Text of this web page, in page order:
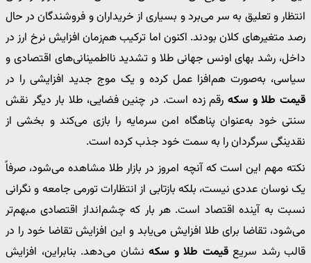
انتظار و تعلیق به سر می‌برد و بسیاری از خریداران و فروشندگان در حال
رصد متغیرهای کلان بودند. اکنون اما ترکیب هم‌زمان افزایش نرخ ارز در
داخل، رشد بهای اونس جهانی طلا و تشدید نااطمینانی‌های اقتصادی و
سیاسی، به‌صورت هم‌افزا عمل کرده و یک موج جدید افزایشی را در
قیمت طلا و سکه رقم زده است. در چنین فضایی، طلا بار دیگر نقش
سنتی خود به‌عنوان پناهگاه امن سرمایه را بازی می‌کند و بخشی از
نقدینگی سرگردان را به سمت خود جذب کرده است.
نکته مهم این است که آنچه امروز در بازار طلا مشاهده می‌شود، صرفاً
یک نوسان عددی نیست، بلکه بازتابی از انتظارات تورمی جامعه و نگرانی
نسبت به آینده اقتصاد است. هر بار که چشم‌انداز اقتصادی مبهم‌تر
می‌شود، تقاضا برای طلا افزایش می‌یابد و این افزایش تقاضا خود را در
قالب رشد سریعقیمت طلا و سکه نشان می‌دهد. بنابراین، افزایش